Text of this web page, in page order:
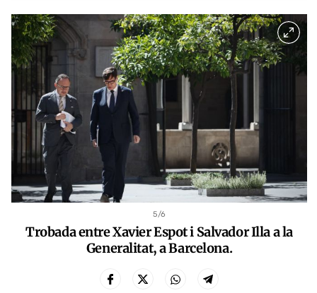
5/6
Trobada entre Xavier Espot i Salvador Illa a la
Generalitat, a Barcelona.